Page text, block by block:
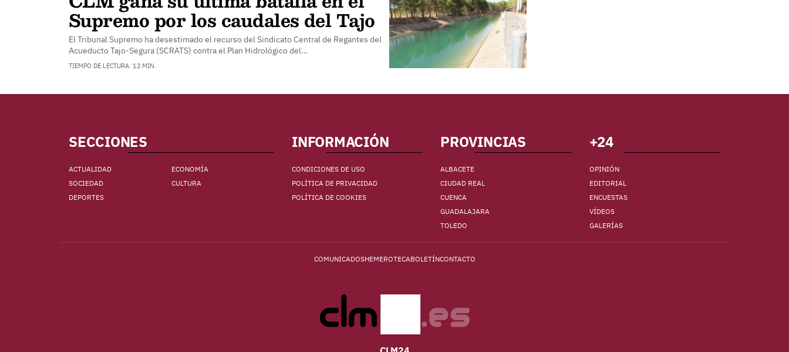
Supremo por los caudales del Tajo
El Tribunal Supremo ha desestimado el recurso del Sindicato Central de Regantes del
Acueducto Tajo-Segura (SCRATS) contra el Plan Hidrológico del…
TIEMPO DE LECTURA: 12 MIN.
SECCIONES
ACTUALIDAD
ECONOMÍA
SOCIEDAD
CULTURA
DEPORTES
INFORMACIÓN
CONDICIONES DE USO
POLÍTICA DE PRIVACIDAD
POLÍTICA DE COOKIES
PROVINCIAS
ALBACETE
CIUDAD REAL
CUENCA
GUADALAJARA
TOLEDO
+24
OPINIÓN
EDITORIAL
ENCUESTAS
VÍDEOS
GALERÍAS
COMUNICADOSHEMEROTECABOLETÍNCONTACTO